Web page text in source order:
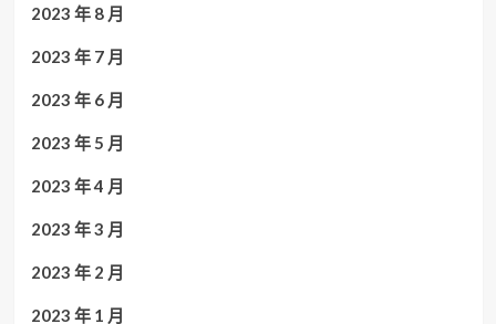
2023 年 8 月
2023 年 7 月
2023 年 6 月
2023 年 5 月
2023 年 4 月
2023 年 3 月
2023 年 2 月
2023 年 1 月